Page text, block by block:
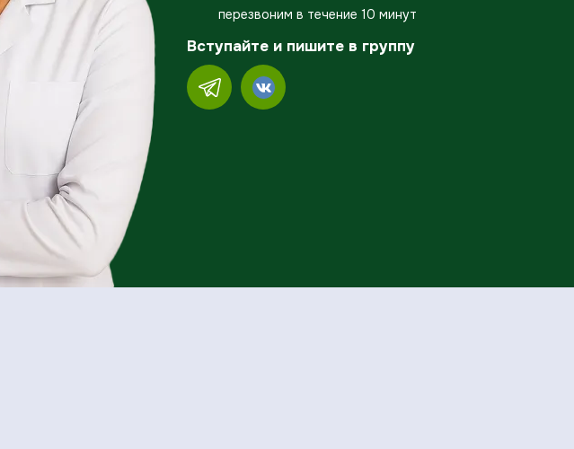
перезвоним в течение 10 минут
Вступайте и пишите в группу